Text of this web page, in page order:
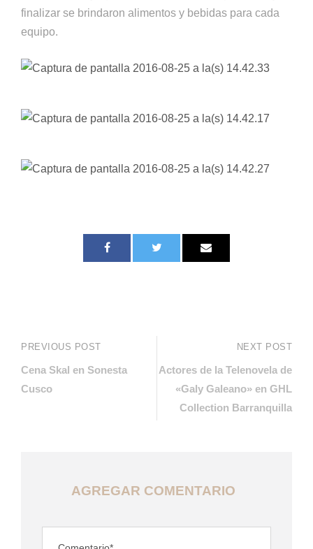
finalizar se brindaron alimentos y bebidas para cada
equipo.
PREVIOUS POST
Cena Skal en Sonesta
Cusco
NEXT POST
Actores de la Telenovela de
«Galy Galeano» en GHL
Collection Barranquilla
AGREGAR COMENTARIO